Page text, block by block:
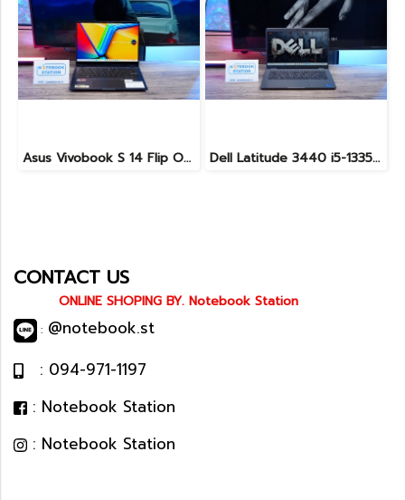
Asus Vivobook S 14 Flip OLED ทัชกรีนหมุนจอ360องศา Ryzen7-7730U Ram24 SSD512GB จอ14 2.8K OLED 90Hz จอภาพสวยคมชัดมาก ดีไซน์สวยทันสมัย ราคา 18,990.- Dell Latitude 3440 i5-1335U Ram8 SSD512 จอ14นิ้ว สเปคดี คีย์บอร์ดไฟ เครื่องประมวลผลไวพร้อมใช้งาน เพียง 13,990.-
CONTACT US
ONLINE SHOPING BY. Notebook Station
: @notebook.st
: 094-971-1197
: Notebook Station
: Notebook Station